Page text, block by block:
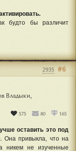
будто бы различит
Владыки,
575 80 165
#6
2935
оставить это под
Она привыкла, что на
никем не изученные